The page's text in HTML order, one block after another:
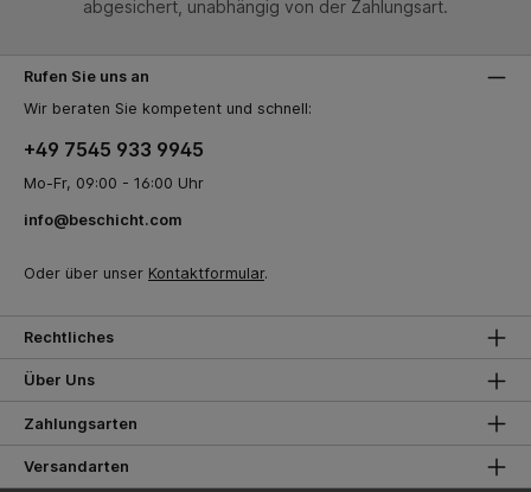
abgesichert, unabhängig von der Zahlungsart.
Rufen Sie uns an
Wir beraten Sie kompetent und schnell:
+49 7545 933 9945
Mo-Fr, 09:00 - 16:00 Uhr
info@beschicht.com
Oder über unser Kontaktformular.
Rechtliches
Über Uns
Zahlungsarten
Versandarten